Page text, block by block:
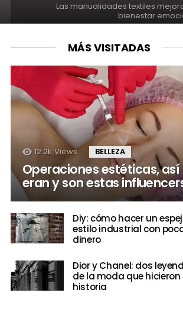
Las manualidades textiles
bienestar
MÁS VISITADAS
12.2k Views BELLEZA
Operaciones estéticas, así
eran y son estas
Diy: cómo hacer un
estilo industrial con
dinero
Dior y Chanel: dos
de la moda que hicieron
historia